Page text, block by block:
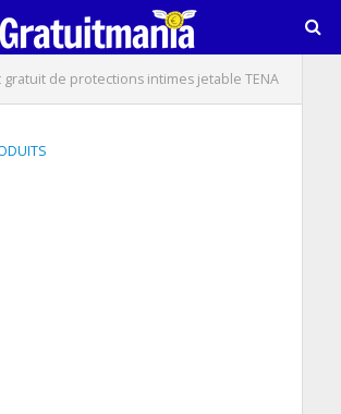
gratuit de protections intimes jetable TENA